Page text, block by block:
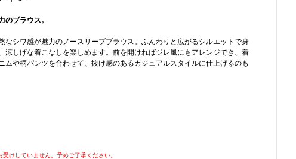
のブラウス。
なシワ感が魅力のノースリーブブラウス。ふんわりと広がるシルエットで身
涼しげな着こなしを楽しめます。前を開ければジレ風にもアレンジでき、着
ムや柄パンツを合わせて、抜け感のあるカジュアルスタイルに仕上げるのも
けしていません。予めご了承ください。